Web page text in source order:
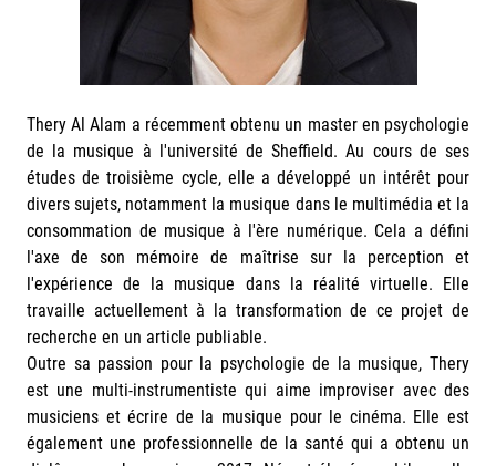
Thery Al Alam a récemment obtenu un master en psychologie
de la musique à l'université de Sheffield. Au cours de ses
études de troisième cycle, elle a développé un intérêt pour
divers sujets, notamment la musique dans le multimédia et la
consommation de musique à l'ère numérique. Cela a défini
l'axe de son mémoire de maîtrise sur la perception et
l'expérience de la musique dans la réalité virtuelle. Elle
travaille actuellement à la transformation de ce projet de
recherche en un article publiable.
Outre sa passion pour la psychologie de la musique, Thery
est une multi-instrumentiste qui aime improviser avec des
musiciens et écrire de la musique pour le cinéma. Elle est
également une professionnelle de la santé qui a obtenu un